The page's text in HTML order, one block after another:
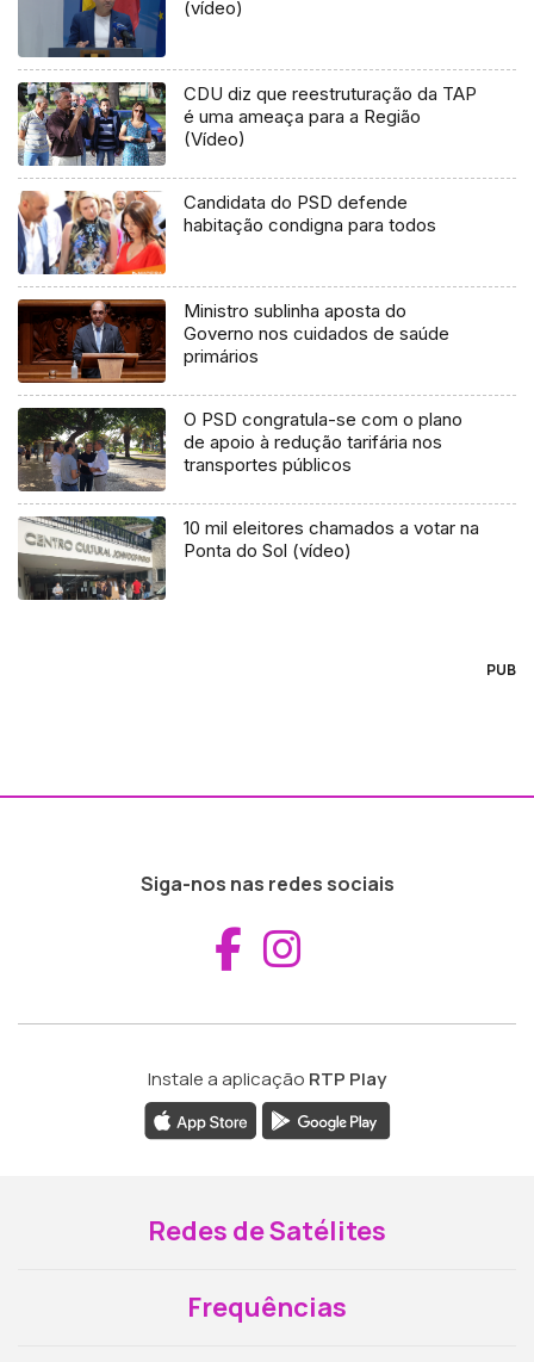
(vídeo)
CDU diz que reestruturação da TAP
é uma ameaça para a Região
(Vídeo)
Candidata do PSD defende
habitação condigna para todos
Ministro sublinha aposta do
Governo nos cuidados de saúde
primários
O PSD congratula-se com o plano
de apoio à redução tarifária nos
transportes públicos
10 mil eleitores chamados a votar na
Ponta do Sol (vídeo)
PUB
Siga-nos nas redes sociais
Aceder ao
Instale a aplicação RTP Play
Redes de Satélites
Frequências